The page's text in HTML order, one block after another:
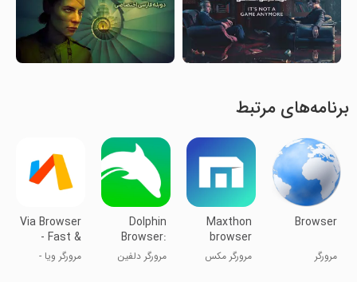
برنامه‌های مرتبط
Browser
مرورگر
Maxthon
browser
مرورگر مکس
Dolphin
Browser:
Fast,
Private
مرورگر دلفین
Via Browser
- Fast &
Light
مرورگر ویا -